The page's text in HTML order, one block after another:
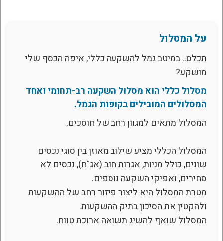
על המסלול
תכלס.. במיטב גמל להשקעה כללי, איפה הכסף שלי
מושקע?
מסלול כללי הוא מסלול השקעה רב-תחומי ואחד
המסלולים המובילים בקופות הגמל.
המסלול מתאים למגוון רחב של חוסכים.
המסלול הכללי מציע שילוב מאוזן בין סוגי נכסים
שונים, כולל מניות, אגרות חוב (אג"ח), נכסים לא
סחירים, ואפיקי השקעה נוספים.
מטרת המסלול היא ליצור פיזור רחב של ההשקעות
ולהקטין את הסיכון בתיק ההשקעות.
המסלול שואף להשיג תשואה ארוכת טווח.